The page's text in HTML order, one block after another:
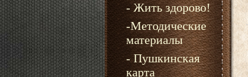
- Жить здорово!
-Методические
материалы
- Пушкинская
карта